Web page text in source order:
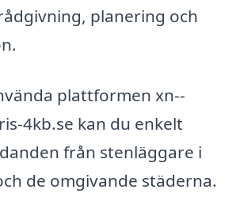
planering och
plattformen xn--
4kb.se kan du enkelt
från stenläggare i
de omgivande städerna.